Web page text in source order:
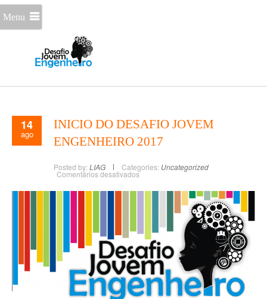
Menu
14
ago
INICIO DO DESAFIO JOVEM
ENGENHEIRO 2017
Posted by: LIAG Categories: Uncategorized
Comentários desativados